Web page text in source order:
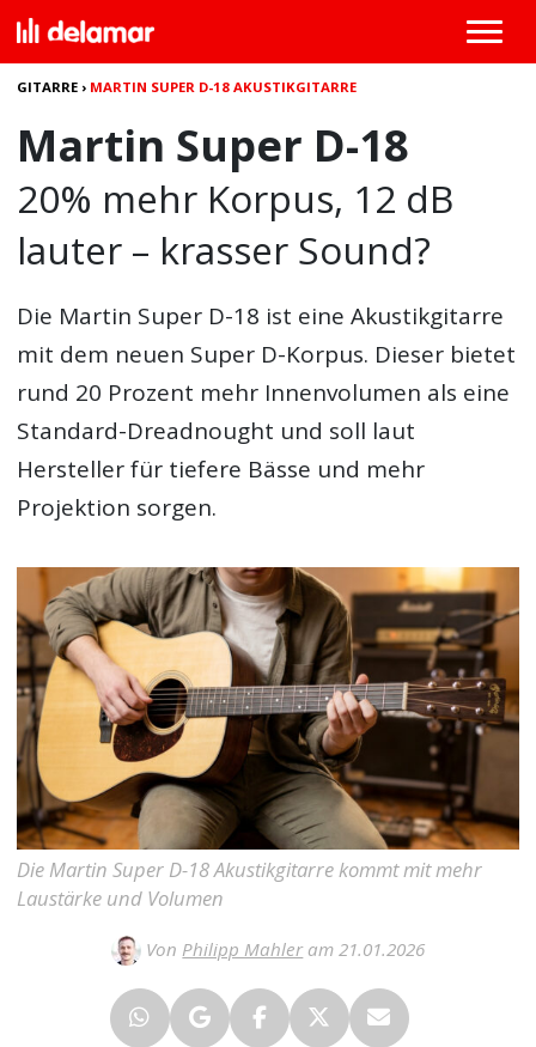
GITARRE › MARTIN SUPER D-18 AKUSTIKGITARRE
Martin Super D-18
20% mehr Korpus, 12 dB
lauter – krasser Sound?
Die Martin Super D-18 ist eine Akustikgitarre
mit dem neuen Super D-Korpus. Dieser bietet
rund 20 Prozent mehr Innenvolumen als eine
Standard-Dreadnought und soll laut
Hersteller für tiefere Bässe und mehr
Projektion sorgen.
Die Martin Super D-18 Akustikgitarre kommt mit mehr
Laustärke und Volumen
Von Philipp Mahler am 21.01.2026